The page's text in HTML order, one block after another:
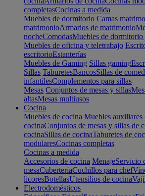
completasCocinas a medida
Muebles de dormitorio Camas
matrimonioArmarios de matrimonio
nocheComodasMuebles de
Muebles de oficina y teletrabajo
escritorioEstanterías
Muebles de Gaming Sillas gaming
Sillas TaburetesBancosSillas de
infantilesComplementos para sillas
Mesas Conjuntos de mesas y sillas
altasMesas multiusos
Cocina
Muebles de cocina Muebles auxiliares
cocinaConjuntos de mesas y sillas de
cocinaSillas de cocinaTaburetes de
modularesCocinas completas
Cocinas a medida
Accesorios de cocina MenajeServicio
mesaCuberteríaCuchillos para chef
licoresBotellasUtensilios de cocina
Electrodomésticos